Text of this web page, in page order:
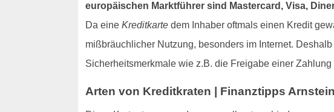
europäischen Marktführer sind Mastercard, Visa,
Da eine Kreditkartedem Inhaber oftmals einen Kredit
mißbräuchlicher Nutzung, besonders im Internet.
Sicherheitsmerkmale wie z.B. die Freigabe einer
Arten von Kreditkraten | Finanztipps